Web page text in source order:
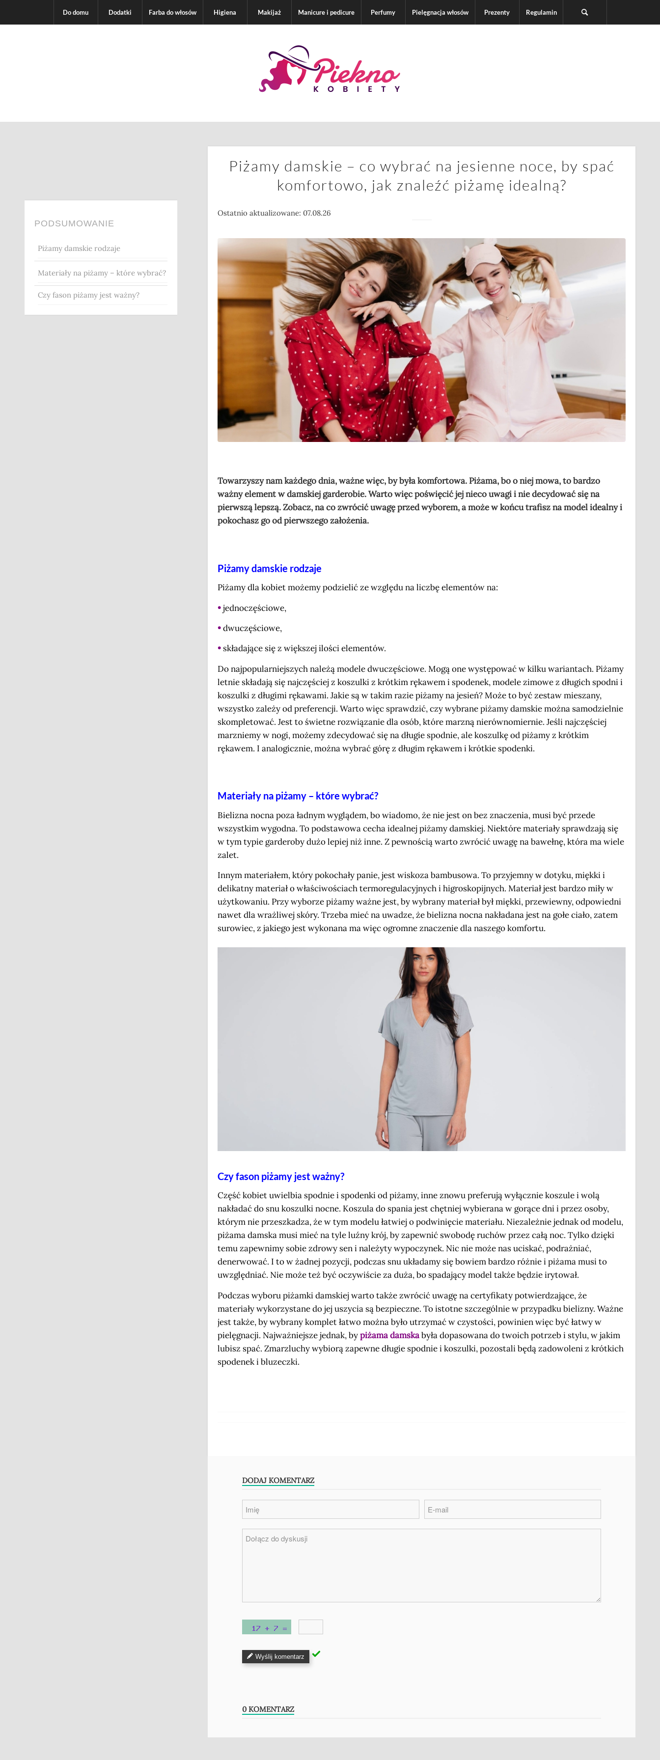
Do domu Dodatki Farba do włosów Higiena Makijaż Manicure i pedicure Perfumy Pielęgnacja włosów Prezenty Regulamin
PODSUMOWANIE
Piżamy damskie rodzaje
Materiały na piżamy – które wybrać?
Czy fason piżamy jest ważny?
Piżamy damskie – co wybrać na jesienne noce, by spać
komfortowo, jak znaleźć piżamę idealną?
Ostatnio aktualizowane: 07.08.26
Towarzyszy nam każdego dnia, ważne więc, by była komfortowa. Piżama, bo o niej mowa, to bardzo
ważny element w damskiej garderobie. Warto więc poświęcić jej nieco uwagi i nie decydować się na
pierwszą lepszą. Zobacz, na co zwrócić uwagę przed wyborem, a może w końcu trafisz na model idealny i
pokochasz go od pierwszego założenia.
Piżamy damskie rodzaje
Piżamy dla kobiet możemy podzielić ze względu na liczbę elementów na:
•jednoczęściowe,
•dwuczęściowe,
• składające się z większej ilości elementów.
Do najpopularniejszych należą modele dwuczęściowe. Mogą one występować w kilku wariantach. Piżamy
letnie składają się najczęściej z koszulki z krótkim rękawem i spodenek, modele zimowe z długich spodni i
koszulki z długimi rękawami. Jakie są w takim razie piżamy na jesień? Może to być zestaw mieszany,
wszystko zależy od preferencji. Warto więc sprawdzić, czy wybrane piżamy damskie można samodzielnie
skompletować. Jest to świetne rozwiązanie dla osób, które marzną nierównomiernie. Jeśli najczęściej
marzniemy w nogi, możemy zdecydować się na długie spodnie, ale koszulkę od piżamy z krótkim
rękawem. I analogicznie, można wybrać górę z długim rękawem i krótkie spodenki.
Materiały na piżamy – które wybrać?
Bielizna nocna poza ładnym wyglądem, bo wiadomo, że nie jest on bez znaczenia, musi być przede
wszystkim wygodna. To podstawowa cecha idealnej piżamy damskiej. Niektóre materiały sprawdzają się
w tym typie garderoby dużo lepiej niż inne. Z pewnością warto zwrócić uwagę na bawełnę, która ma wiele
zalet.
Innym materiałem, który pokochały panie, jest wiskoza bambusowa. To przyjemny w dotyku, miękki i
delikatny materiał o właściwościach termoregulacyjnych i higroskopijnych. Materiał jest bardzo miły w
użytkowaniu. Przy wyborze piżamy ważne jest, by wybrany materiał był miękki, przewiewny, odpowiedni
nawet dla wrażliwej skóry. Trzeba mieć na uwadze, że bielizna nocna nakładana jest na gołe ciało, zatem
surowiec, z jakiego jest wykonana ma więc ogromne znaczenie dla naszego komfortu.
Czy fason piżamy jest ważny?
Część kobiet uwielbia spodnie i spodenki od piżamy, inne znowu preferują wyłącznie koszule i wolą
nakładać do snu koszulki nocne. Koszula do spania jest chętniej wybierana w gorące dni i przez osoby,
którym nie przeszkadza, że w tym modelu łatwiej o podwinięcie materiału. Niezależnie jednak od modelu,
piżama damska musi mieć na tyle luźny krój, by zapewnić swobodę ruchów przez całą noc. Tylko dzięki
temu zapewnimy sobie zdrowy sen i należyty wypoczynek. Nic nie może nas uciskać, podrażniać,
denerwować. I to w żadnej pozycji, podczas snu układamy się bowiem bardzo różnie i piżama musi to
uwzględniać. Nie może też być oczywiście za duża, bo spadający model także będzie irytował.
Podczas wyboru piżamki damskiej warto także zwrócić uwagę na certyfikaty potwierdzające, że
materiały wykorzystane do jej uszycia są bezpieczne. To istotne szczególnie w przypadku bielizny. Ważne
jest także, by wybrany komplet łatwo można było utrzymać w czystości, powinien więc być łatwy w
pielęgnacji. Najważniejsze jednak, bypiżama damskabyła dopasowana do twoich potrzeb i stylu, w jakim
lubisz spać. Zmarzluchy wybiorą zapewne długie spodnie i koszulki, pozostali będą zadowoleni z krótkich
spodenek i bluzeczki.
DODAJ KOMENTARZ
Wyślij komentarz
0 KOMENTARZ